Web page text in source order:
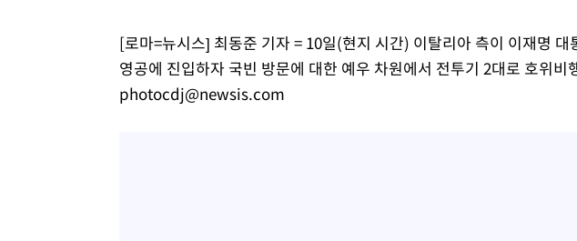
[로마=뉴시스] 최동준 기자 = 10일(현지 시간) 이탈리아 측이 이재명
영공에 진입하자 국빈 방문에 대한 예우 차원에서 전투기 2대로 호위
photocdj@newsis.com